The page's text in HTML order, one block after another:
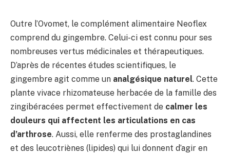
Outre l’Ovomet, le complément alimentaire Neoflex
comprend du gingembre. Celui-ci est connu pour ses
nombreuses vertus médicinales et thérapeutiques.
D’après de récentes études scientifiques, le
gingembre agit comme un analgésique naturel. Cette
plante vivace rhizomateuse herbacée de la famille des
zingibéracées permet effectivement de calmer les
douleurs qui affectent les articulations en cas
d’arthrose. Aussi, elle renferme des prostaglandines
et des leucotriènes (lipides) qui lui donnent d’agir en